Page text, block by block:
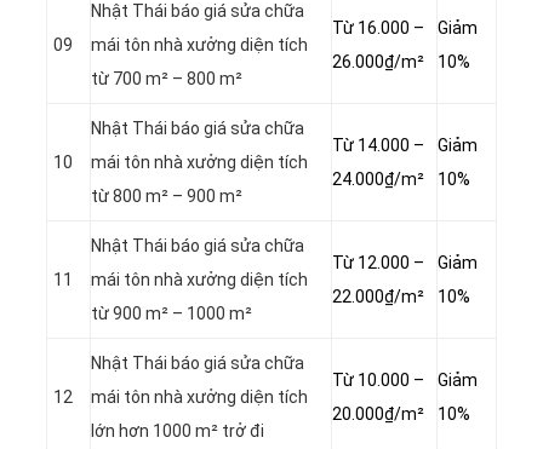
09
Nhật Thái báo giá sửa chữa
mái tôn nhà xưởng diện tích
từ 700 m² – 800 m²
Từ 16.000 –
26.000₫/m²
Giảm
10%
10
Nhật Thái báo giá sửa chữa
mái tôn nhà xưởng diện tích
từ 800 m² – 900 m²
Từ 14.000 –
24.000₫/m²
Giảm
10%
11
Nhật Thái báo giá sửa chữa
mái tôn nhà xưởng diện tích
từ 900 m² – 1000 m²
Từ 12.000 –
22.000₫/m²
Giảm
10%
12
Nhật Thái báo giá sửa chữa
mái tôn nhà xưởng diện tích
lớn hơn 1000 m² trở đi
Từ 10.000 –
20.000₫/m²
Giảm
10%